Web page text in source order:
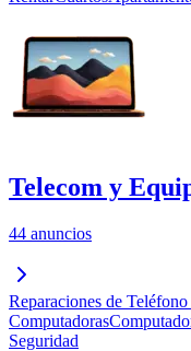
Telecom y
44 anuncios
Reparaciones de
Computadoras
Seguridad